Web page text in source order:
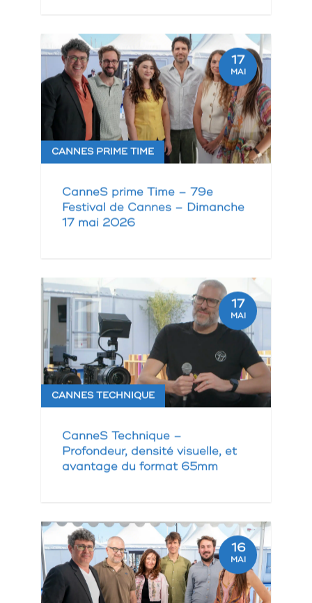
17
MAI
CANNES PRIME TIME
CanneS prime Time – 79e
Festival de Cannes – Dimanche
17 mai 2026
17
MAI
CANNES TECHNIQUE
CanneS Technique –
Profondeur, densité visuelle, et
avantage du format 65mm
16
MAI